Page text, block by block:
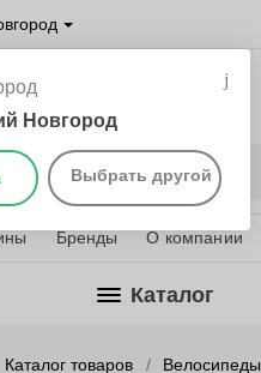
Новгород
Выбрать другой
Бренды О компании
Каталог
Каталог товаров Велосипеды